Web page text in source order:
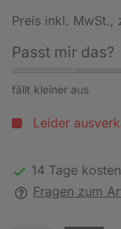
Preis inkl. MwSt.,
Passt mir das?
fällt kleiner aus
Leider
14 Tage
Fragen zum